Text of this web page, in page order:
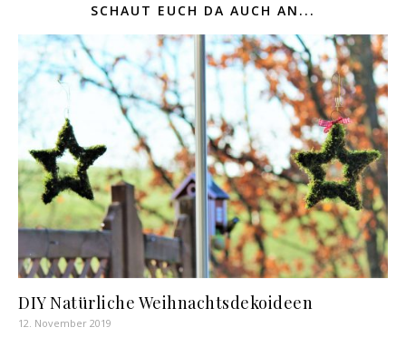
SCHAUT EUCH DA AUCH AN...
DIY Natürliche Weihnachtsdekoideen
12. November 2019